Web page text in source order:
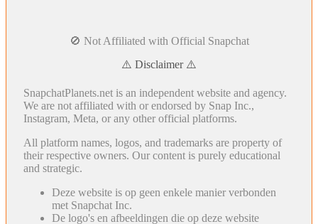
🚫 Not Affiliated with Official Snapchat
⚠️ Disclaimer ⚠️
SnapchatPlanets.net is an independent website and agency.
We are not affiliated with or endorsed by Snap Inc.,
Instagram, Meta, or any other official platforms.
All platform names, logos, and trademarks are property of
their respective owners. Our content is purely educational
and strategic.
Deze website is op geen enkele manier verbonden
met Snapchat Inc.
De logo's en afbeeldingen die op deze website